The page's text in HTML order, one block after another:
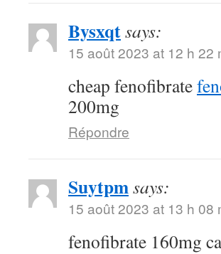
Bysxqtsays:
15 août 2023 at 12 h 22
cheap fenofibrate
200mg
Répondre
Suytpmsays:
15 août 2023 at 13 h 08
fenofibrate 160mg